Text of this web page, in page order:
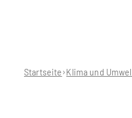
Startseite Klima und